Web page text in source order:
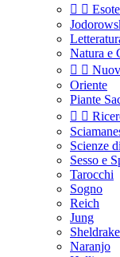
 
Natura e
 
Oriente
Piante
 
Scienze
Sesso e
Tarocchi
Sogno
Reich
Jung
Sheldrake
Naranjo